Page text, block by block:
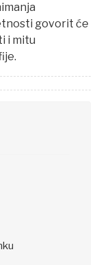
govorit će
i mitu